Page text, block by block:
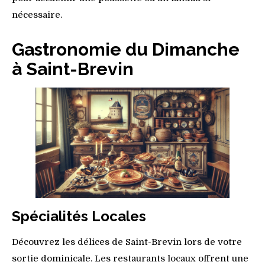
nécessaire.
Gastronomie du Dimanche
à Saint-Brevin
Spécialités Locales
Découvrez les délices de Saint-Brevin lors de votre
sortie dominicale. Les restaurants locaux offrent une